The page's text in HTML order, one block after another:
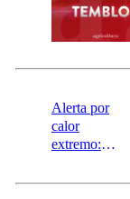
activa
mensajería
SAE
Alerta por
calor
extremo:
activa Alerta